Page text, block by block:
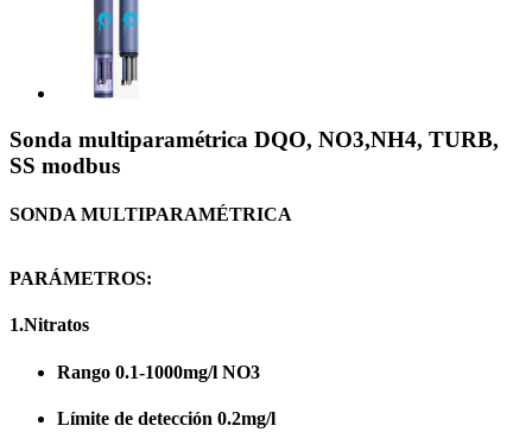
Sonda multiparamétrica DQO, NO3,NH4, TURB,
SS modbus
SONDA MULTIPARAMÉTRICA
PARÁMETROS:
1.Nitratos
Rango 0.1-1000mg/l NO3
Límite de detección 0.2mg/l